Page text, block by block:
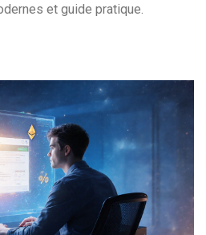
et guide pratique.